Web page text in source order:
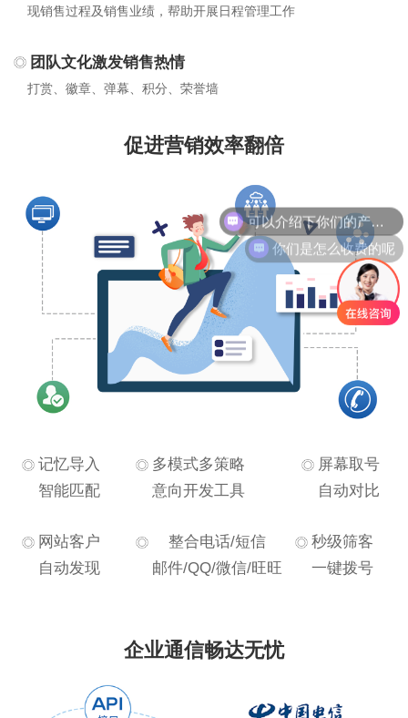
现销售过程及销售业绩，帮助开展日程管理工作
团队文化激发销售热情
打赏、徽章、弹幕、积分、荣誉墙
促进营销效率翻倍
记忆导入
智能匹配
多模式多策略
意向开发工具
屏幕取号
自动对比
网站客户
自动发现
整合电话/短信
邮件/QQ/微信/旺旺
秒级筛客
一键拨号
企业通信畅达无忧
你们是怎么收费的呢